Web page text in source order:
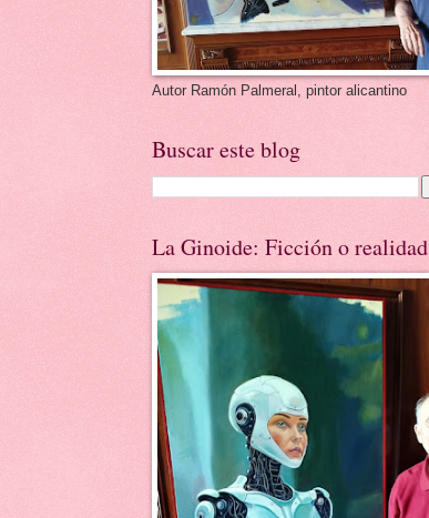
Autor Ramón Palmeral, pintor alicantino
Buscar este blog
La Ginoide: Ficción o realidad